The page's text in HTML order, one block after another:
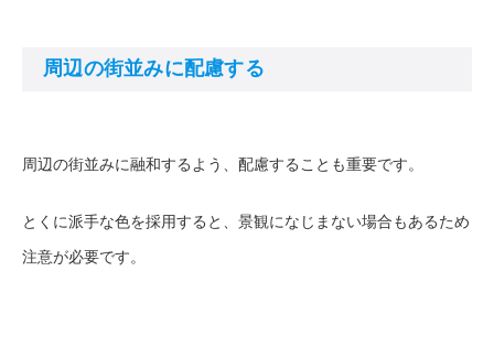
周辺の街並みに配慮する
周辺の街並みに融和するよう、配慮することも重要です。
とくに派手な色を採用すると、景観になじまない場合もあるため
注意が必要です。